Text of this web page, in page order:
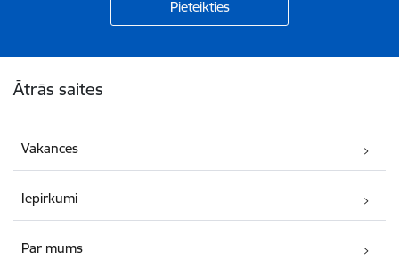
Ātrās saites
Vakances
Iepirkumi
Par mums